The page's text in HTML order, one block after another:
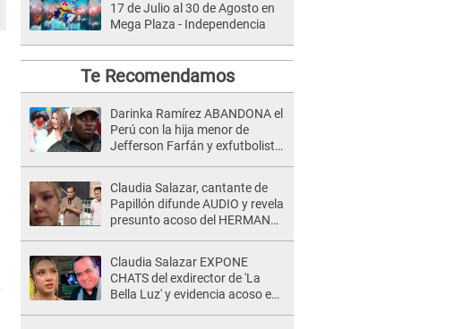
17 de Julio al 30 de Agosto en
Mega Plaza - Independencia
Te Recomendamos
Darinka Ramírez ABANDONA el
Perú con la hija menor de
Jefferson Farfán y exfutbolista
Claudia Salazar, cantante de
Papillón difunde AUDIO y revela
presunto acoso del HERMANO
shock"
Claudia Salazar EXPONE
CHATS del exdirector de 'La
Bella Luz' y evidencia acoso e